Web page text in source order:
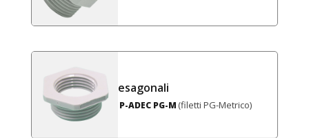
esagonali
P-ADEC PG-M (filetti PG-Metrico)